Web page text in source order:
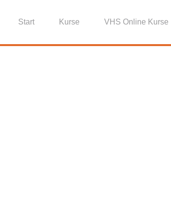
Start Kurse VHS Online Kurse